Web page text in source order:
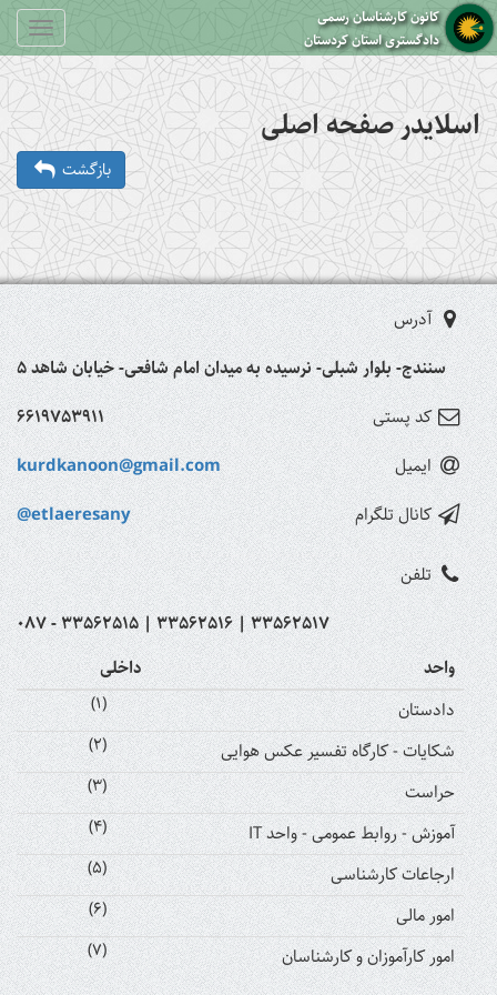
کانون کارشناسان رسمی
دادگستری استان کردستان
اسلایدر صفحه اصلی
بازگشت
آدرس
سنندج- بلوار شبلی- نرسیده به میدان امام شافعی- خیابان شاهد 5
کد پستی
6619753911
ایمیل
kurdkanoon@gmail.com
کانال تلگرام
@etlaeresany
تلفن
087 - 33562515 | 33562516 | 33562517
واحد
داخلی
دادستان
(1)
شکایات - کارگاه تفسیر عکس هوایی
(2)
حراست
(3)
آموزش - روابط عمومی - واحد IT
(4)
ارجاعات کارشناسی
(5)
امور مالی
(6)
امور کارآموزان و کارشناسان
(7)